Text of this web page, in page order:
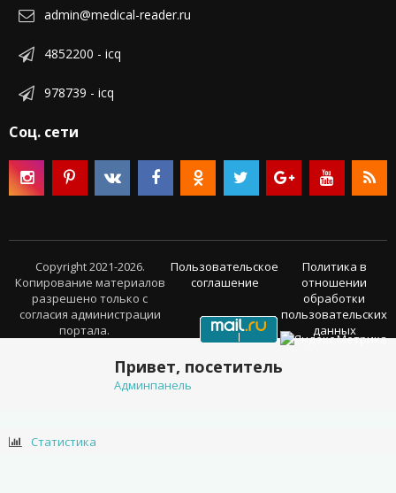
admin@medical-reader.ru
4852200 - icq
978739 - icq
Соц. сети
Copyright 2021-2026.
Копирование материалов
разрешено только с
согласия администрации
портала.
Пользовательское
соглашение
Политика в
отношении
обработки
пользовательских
данных
Привет, посетитель
Админпанель
Статистика